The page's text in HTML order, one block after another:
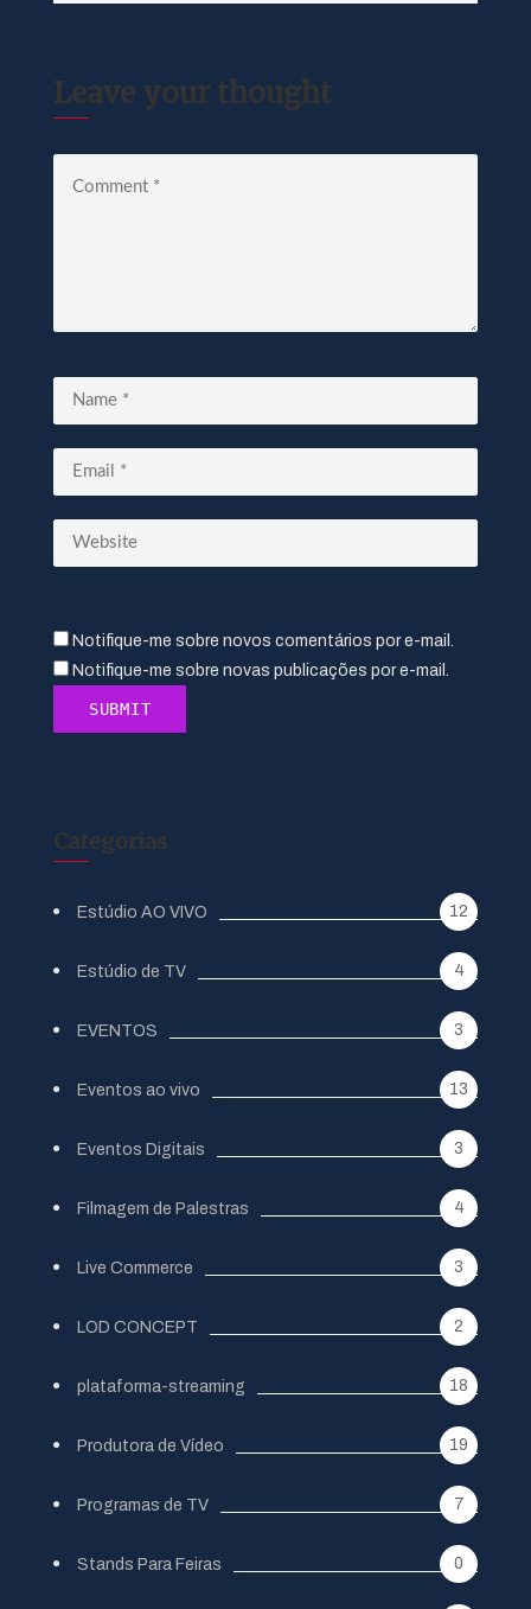
Leave your thought
Notifique-me sobre novos comentários por e-mail.
Notifique-me sobre novas publicações por e-mail.
Categorias
Estúdio AO VIVO 12
Estúdio de TV 4
EVENTOS 3
Eventos ao vivo 13
Eventos Digitais 3
Filmagem de Palestras 4
Live Commerce 3
LOD CONCEPT 2
plataforma-streaming 18
Produtora de Vídeo 19
Programas de TV 7
Stands Para Feiras 0